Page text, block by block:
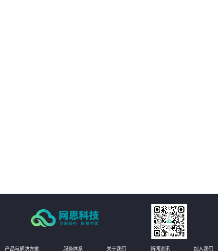
产品与解决方案 服务体系 关于我们 新闻资讯 加入我们